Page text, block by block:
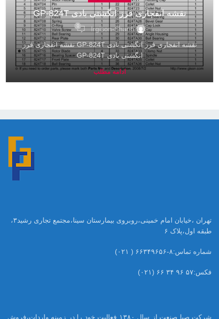
نقشه انفجاری فرز انگشتی بادی GP-824T
Irgison-Sharifi
0
نقشه انفجاری فرز انگشتی بادی GP-824T نقشه انفجاری فرز
انگشتی بادی GP-824T
ادامه مطلب
تهران ،خیابان امام خمینی،روبروی بیمارستان سینا،مجتمع تجاری رشید۳،
طبقه اول،پلاک ۶
شماره تماس:۸-۶۶۳۴۹۶۵۶ ( ۰۲۱)
فکس:۵۷ ۹۶ ۳۴ ۶۶ (۰۲۱)
شرکت صبا صنعت از سال ۱۳۸۰ فعالیت خود را در زمینه واردات،فروش